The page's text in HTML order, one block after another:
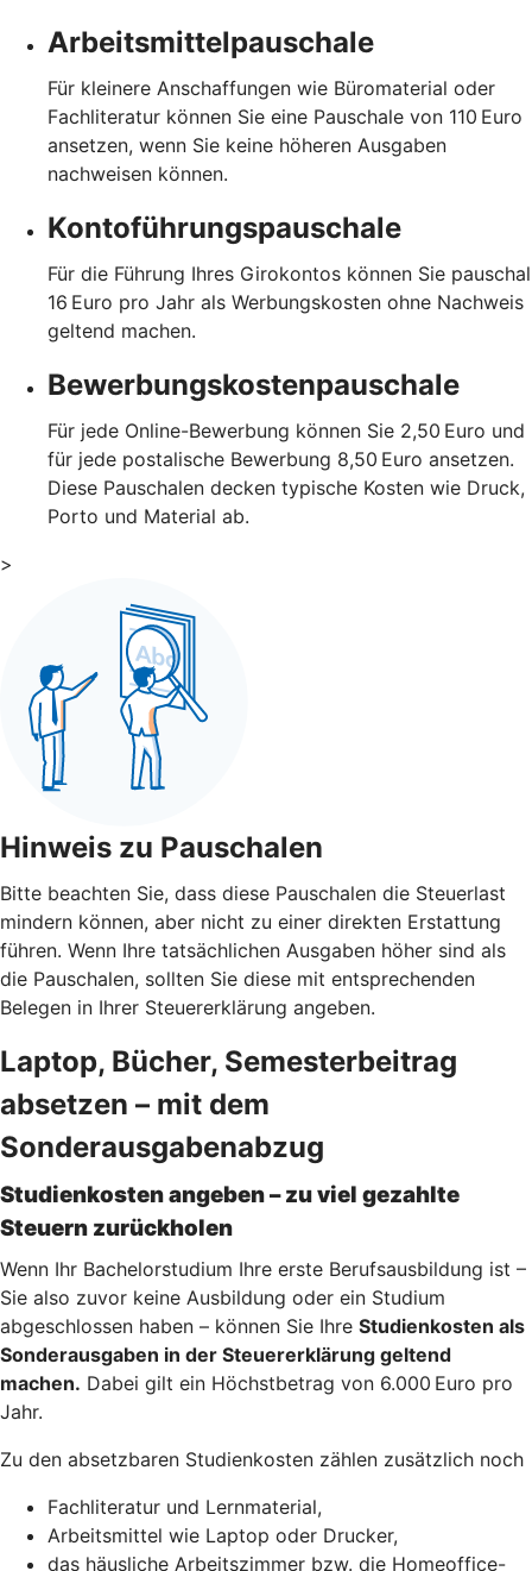
Arbeitsmittelpauschale
Für kleinere Anschaffungen wie Büromaterial oder
Fachliteratur können Sie eine Pauschale von 110 Euro
ansetzen, wenn Sie keine höheren Ausgaben
nachweisen können.
Kontoführungspauschale
Für die Führung Ihres Girokontos können Sie pauschal
16 Euro pro Jahr als Werbungskosten ohne Nachweis
geltend machen.
Bewerbungskostenpauschale
Für jede Online-Bewerbung können Sie 2,50 Euro und
für jede postalische Bewerbung 8,50 Euro ansetzen.
Diese Pauschalen decken typische Kosten wie Druck,
Porto und Material ab.
>
Hinweis zu Pauschalen
Bitte beachten Sie, dass diese Pauschalen die Steuerlast
mindern können, aber nicht zu einer direkten Erstattung
führen. Wenn Ihre tatsächlichen Ausgaben höher sind als
die Pauschalen, sollten Sie diese mit entsprechenden
Belegen in Ihrer Steuererklärung angeben.
Laptop, Bücher, Semesterbeitrag
absetzen – mit dem
Sonderausgabenabzug
Studienkosten angeben – zu viel gezahlte
Steuern zurückholen
Wenn Ihr Bachelorstudium Ihre erste Berufsausbildung ist –
Sie also zuvor keine Ausbildung oder ein Studium
abgeschlossen haben – können Sie Ihre Studienkosten als
Sonderausgaben in der Steuererklärung geltend
machen. Dabei gilt ein Höchstbetrag von 6.000 Euro pro
Jahr.
Zu den absetzbaren Studienkosten zählen zusätzlich noch
Fachliteratur und Lernmaterial,
Arbeitsmittel wie Laptop oder Drucker,
das häusliche Arbeitszimmer bzw. die Homeoffice-